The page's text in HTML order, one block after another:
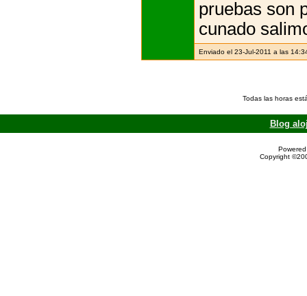
pruebas son
cunado
Enviado el 23-Jul-2011 a las
Todas las horas
Blog
Copyright